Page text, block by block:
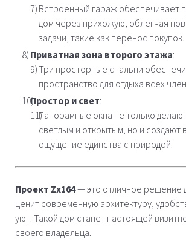
Встроенный гараж обеспечивает
дом через прихожую, облегчая
задачи, такие как перенос покупок.
Приватная зона второго этажа:
Три просторные спальни
пространство для отдыха всех
Простор и свет:
Панорамные окна не только
светлым и открытым, но и создают
ощущение единства с природой.
Проект Zx164— это отличное решение
ценит современную архитектуру,
уют. Такой дом станет настоящей
своего владельца.